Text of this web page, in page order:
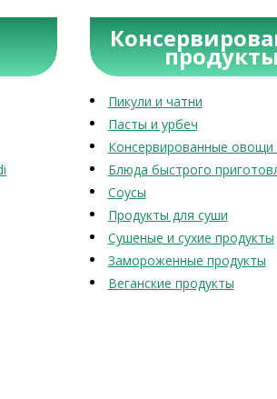
Пикули и чатни
Пасты и урбеч
Консервированные овощи
Блюда быстрого
Соусы
Продукты для суши
Сушеные и сухие продукты
Замороженные продукты
Веганские продукты